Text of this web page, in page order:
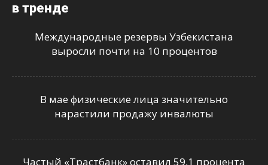
в тренде
Международные резервы Узбекистана
выросли почти на 10 процентов
В мае физические лица значительно
нарастили продажу инвалюты
Частый «Трастбанк» оставил 59,1 процента